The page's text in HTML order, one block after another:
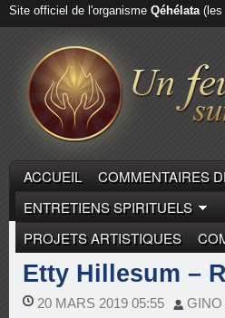
Site officiel de l'organisme Qéhélata(les
ACCUEIL COMMENTAIRES
ENTRETIENS SPIRITUELS
PROJETS ARTISTIQUES
REPORTAGES
Etty Hillesum –
20 MARS 2019 05:55 GINO